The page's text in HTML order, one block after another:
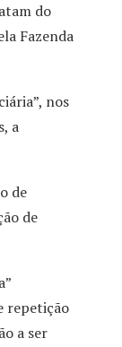
do
Fazenda
nos
a
de
de
repetição
a ser